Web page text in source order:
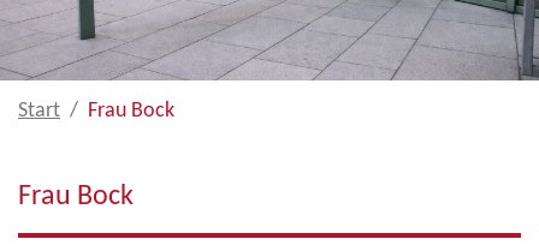
Start Frau Bock
Frau Bock